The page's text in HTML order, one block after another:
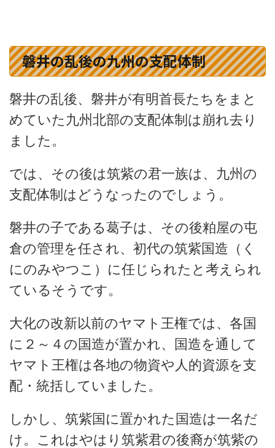
磐井の乱後の九州の支配体制
磐井の乱後、磐井が有明首長たちをまと
めていた九州北部の支配体制は崩れ去り
ました。
では、その後は筑紫の君一族は、九州の
支配体制はどうなったのでしょう。
磐井の子である葛子は、その後粕屋の屯
倉の管理を任され、初代の筑紫国造（く
にのみやつこ）に任じられたと考えられ
ているそうです。
大化の改新以前のヤマト王権では、各国
に２～４の国造が置かれ、国造を通して
ヤマト王権は各地の物資や人的資源を支
配・統括していました。
しかし、筑紫国に置かれた国造は一名だ
け。これはやはり筑紫君の後裔が筑紫の